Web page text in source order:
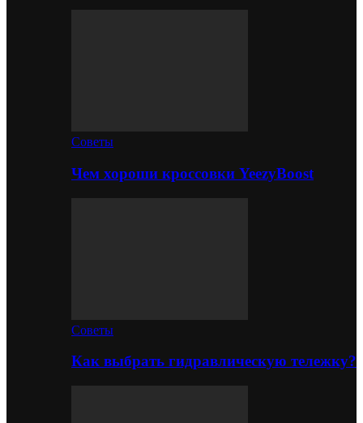
Советы
Чем хороши кроссовки YeezyBoost
Советы
Как выбрать гидравлическую тележку?